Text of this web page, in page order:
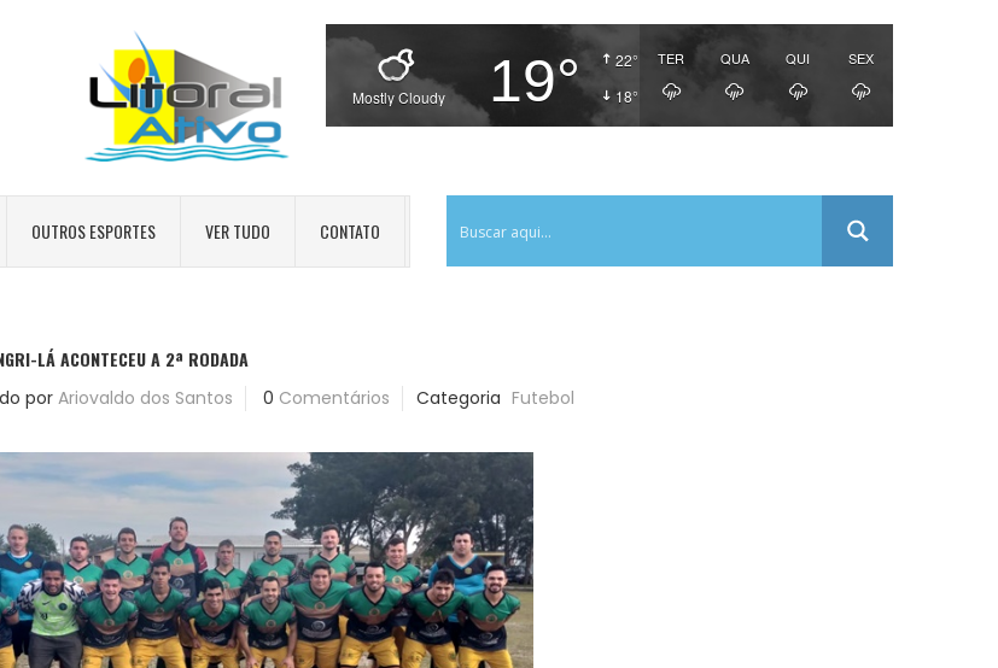
22°
18°
Mostly Cloudy 19° TER QUA QUI SEX
OUTROS ESPORTES VER TUDO CONTATO
LÁ ACONTECEU A 2ª RODADA
porAriovaldo dos Santos 0 Comentários Categoria Futebol